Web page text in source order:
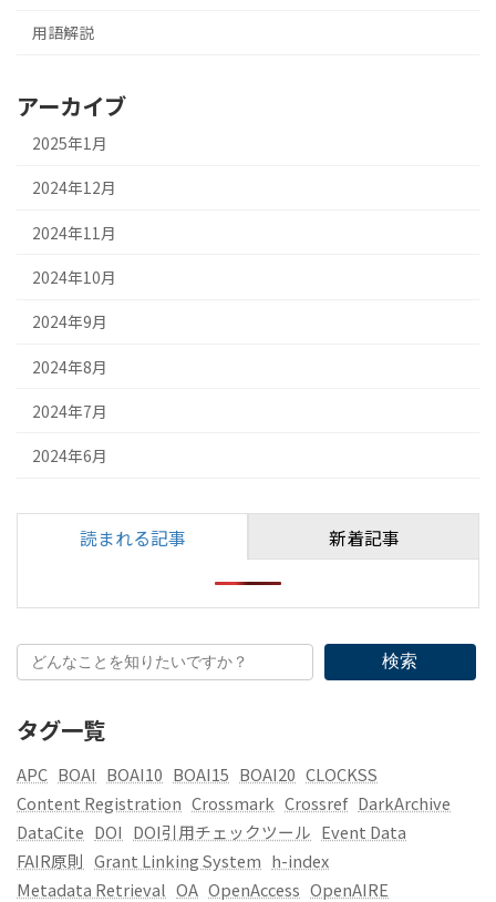
用語解説
アーカイブ
2025年1月
2024年12月
2024年11月
2024年10月
2024年9月
2024年8月
2024年7月
2024年6月
読まれる記事 新着記事
検索
タグ一覧
APC BOAI BOAI10 BOAI15 BOAI20 CLOCKSS
Content Registration Crossmark Crossref DarkArchive
DataCite DOI DOI引用チェックツール Event Data
FAIR原則 Grant Linking System h-index
Metadata Retrieval OA OpenAccess OpenAIRE